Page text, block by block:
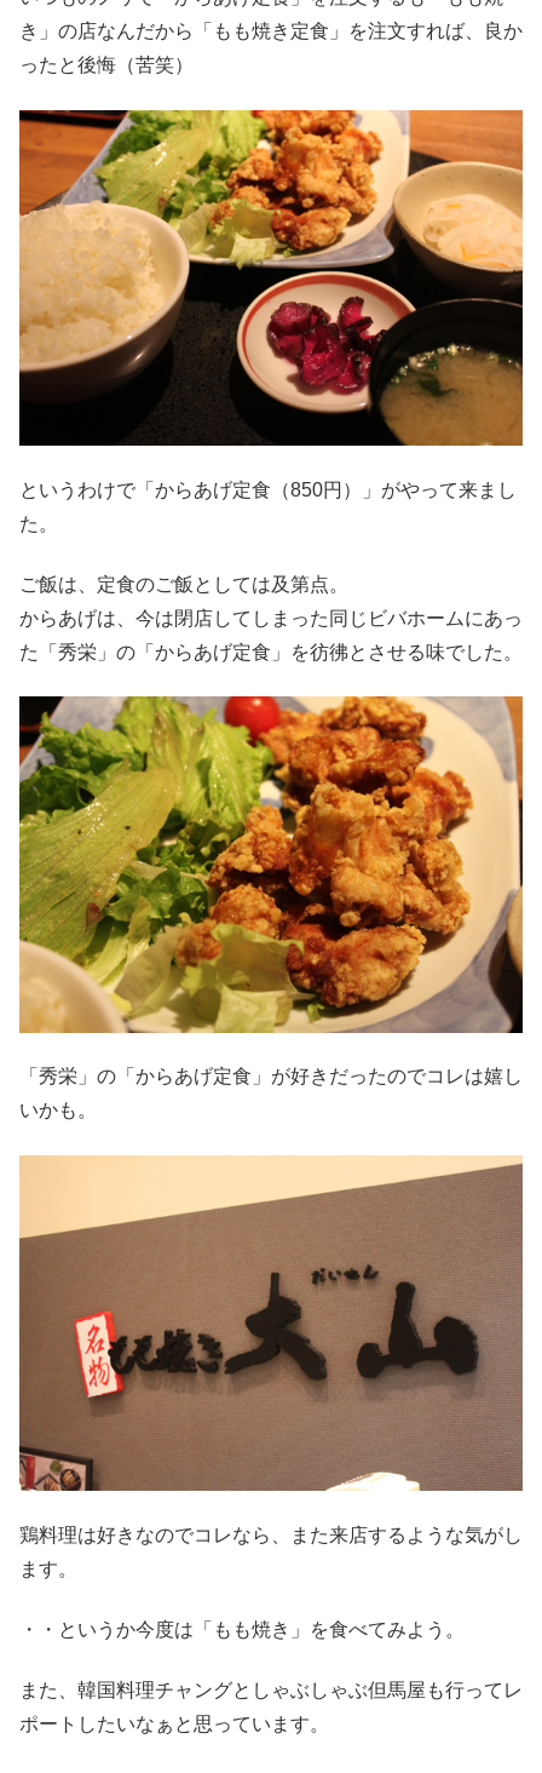
き」の店なんだから「もも焼き定食」を注文すれば、良か
ったと後悔（苦笑）
というわけで「からあげ定食（850円）」がやって来まし
た。
ご飯は、定食のご飯としては及第点。
からあげは、今は閉店してしまった同じビバホームにあっ
た「秀栄」の「からあげ定食」を彷彿とさせる味でした。
「秀栄」の「からあげ定食」が好きだったのでコレは嬉し
いかも。
鶏料理は好きなのでコレなら、また来店するような気がし
ます。
・・というか今度は「もも焼き」を食べてみよう。
また、韓国料理チャングとしゃぶしゃぶ但馬屋も行ってレ
ポートしたいなぁと思っています。